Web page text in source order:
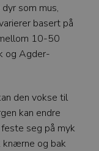
som mus,
basert på
10-50
og Agder-
den vokse til
kan endre
seg på myk
knærne og bak